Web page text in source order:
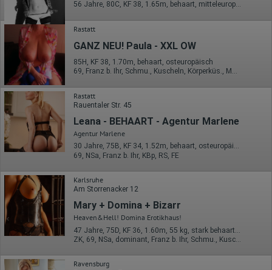
Rastatt
GANZ NEU! Paula - XXL OW
85H, KF 38, 1.70m, behaart, osteuropäisch
69, Franz b. Ihr, Schmu., Kuscheln, Körperküs., Mast.
Rastatt
Rauentaler Str. 45
Leana - BEHAART - Agentur Marlene
Agentur Marlene
30 Jahre, 75B, KF 34, 1.52m, behaart, osteuropäisch
69, NSa, Franz b. Ihr, KBp, RS, FE
Karlsruhe
Am Storrenacker 12
Mary + Domina + Bizarr
Heaven&Hell! Domina Erotikhaus!
ZK, 69, NSa, dominant, Franz b. Ihr, Schmu., Kuscheln, Körperküs.
Ravensburg